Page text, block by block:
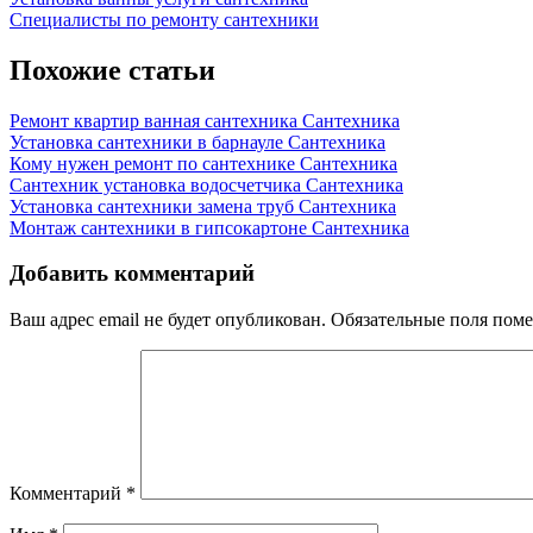
по
записям
Post:
Next
Специалисты по ремонту сантехники
Похожие статьи
Ремонт квартир ванная сантехника Сантехника
Установка сантехники в барнауле Сантехника
Кому нужен ремонт по сантехнике Сантехника
Сантехник установка водосчетчика Сантехника
Установка сантехники замена труб Сантехника
Монтаж сантехники в гипсокартоне Сантехника
Добавить комментарий
Ваш адрес email не будет опубликован. Обязательные поля
Комментарий *